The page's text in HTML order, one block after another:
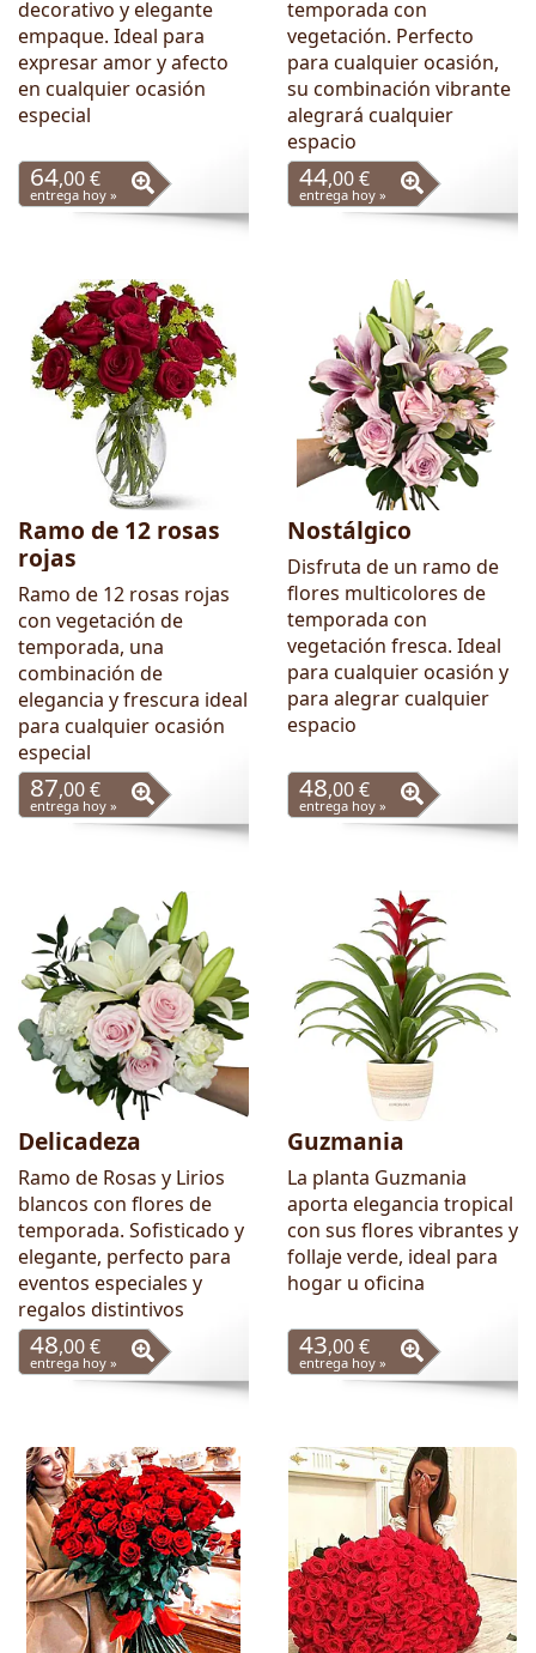
decorativo y elegante
empaque. Ideal para
expresar amor y afecto
en cualquier ocasión
especial
64,00 €
entrega hoy »
temporada con
vegetación. Perfecto
para cualquier ocasión,
su combinación vibrante
alegrará cualquier
espacio
44,00 €
entrega hoy »
Ramo de 12 rosas
rojas
Ramo de 12 rosas rojas
con vegetación de
temporada, una
combinación de
elegancia y frescura ideal
para cualquier ocasión
especial
87,00 €
entrega hoy »
Nostálgico
Disfruta de un ramo de
flores multicolores de
temporada con
vegetación fresca. Ideal
para cualquier ocasión y
para alegrar cualquier
espacio
48,00 €
entrega hoy »
Delicadeza
Ramo de Rosas y Lirios
blancos con flores de
temporada. Sofisticado y
elegante, perfecto para
eventos especiales y
regalos distintivos
48,00 €
entrega hoy »
Guzmania
La planta Guzmania
aporta elegancia tropical
con sus flores vibrantes y
follaje verde, ideal para
hogar u oficina
43,00 €
entrega hoy »